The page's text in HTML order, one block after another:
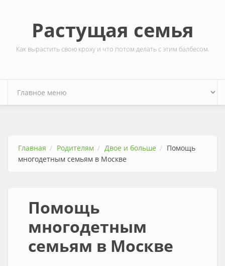
Растущая семья
Как вырастить свою кроху и что потом делать с этим балбесом.
Главная Родителям Двое и больше
Помощь
многодетным семьям в Москве
Помощь
многодетным
семьям в Москве